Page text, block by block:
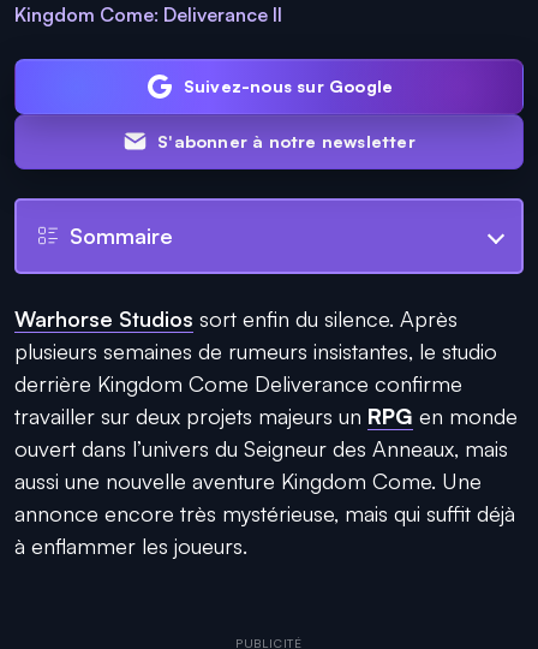
Kingdom Come: Deliverance II
Suivez-nous sur Google
S'abonner à notre newsletter
Sommaire
Warhorse Studios sort enfin du silence. Après
plusieurs semaines de rumeurs insistantes, le studio
derrière Kingdom Come Deliverance confirme
travailler sur deux projets majeurs un RPG en monde
ouvert dans l’univers du Seigneur des Anneaux, mais
aussi une nouvelle aventure Kingdom Come. Une
annonce encore très mystérieuse, mais qui suffit déjà
à enflammer les joueurs.